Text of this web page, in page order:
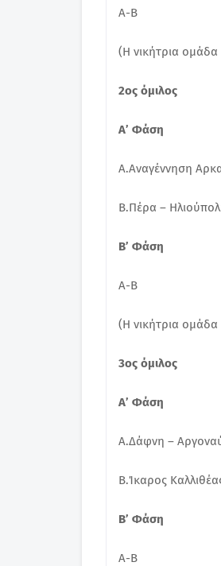
Α-Β
(Η νικήτρια ομάδα
2ος όμιλος
Α’ Φάση
Α.Αναγέννηση
Β.Πέρα –
Β’ Φάση
Α-Β
(Η νικήτρια ομάδα
3ος όμιλος
Α’ Φάση
Α.Δάφνη –
Β.Ίκαρος
Β’ Φάση
Α-Β